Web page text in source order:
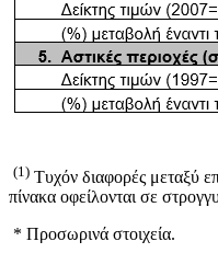
(1) Τυχόν διαφορές μεταξύ
πίνακα οφείλονται σε
* Προσωρινά στοιχεία.